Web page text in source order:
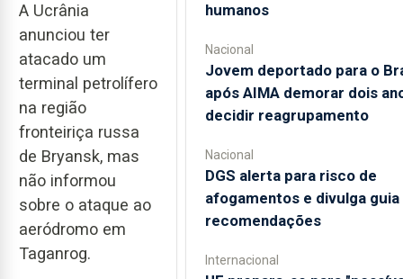
A Ucrânia
anunciou ter
atacado um
terminal petrolífero
na região
fronteiriça russa
de Bryansk, mas
não informou
sobre o ataque ao
aeródromo em
Taganrog.
humanos
Nacional
Jovem deportado para o
após AIMA demorar dois
decidir reagrupamento
Nacional
DGS alerta para risco de
afogamentos e divulga
recomendações
Internacional